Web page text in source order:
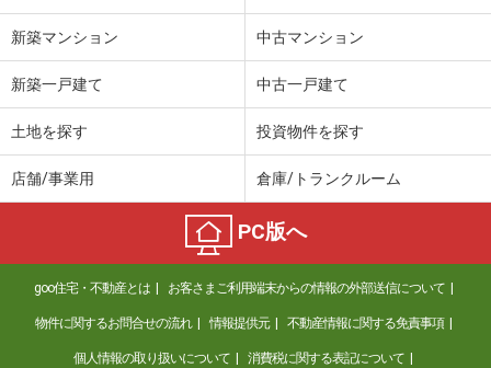
新築マンション 中古マンション
新築一戸建て 中古一戸建て
土地を探す 投資物件を探す
店舗/事業用 倉庫/トランクルーム
PC版へ
goo住宅・不動産とは お客さまご利用端末からの情報の外部送信について
物件に関するお問合せの流れ 情報提供元 不動産情報に関する免責事項
個人情報の取り扱いについて 消費税に関する表記について